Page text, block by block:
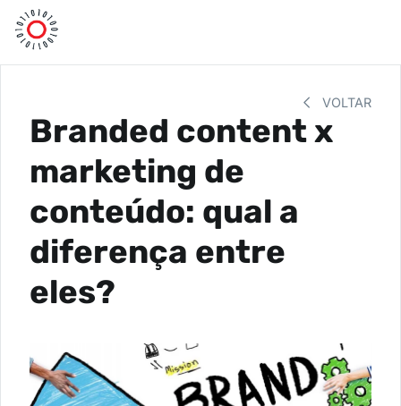
VOLTAR
Branded content x
marketing de
conteúdo: qual a
diferença entre
eles?